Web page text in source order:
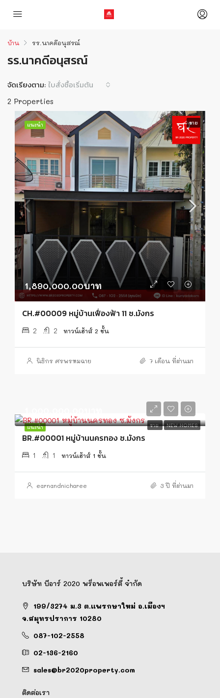
บ้าน รร.นาคดีอนุสรณ์
รร.นาคดีอนุสรณ์
2 Properties
จัดเรียงตาม: ใบสั่งซื้อเริ่มต้น
แนะนำ ขาย
1,890,000.00บาท
CH.#00009 หมู่บ้านเฟื่องฟ้า 11 ซ.มังกร
2 2 ทาวน์เฮ้าส์ 2 ชั้น
นิธิกร ศรพรหมฉาย 7 เดือน ที่ผ่านมา
แนะนำ ขาย NEW HOMES
BR.#00001 หมู่บ้านนครทอง ซ.มังกร
1 1 ทาวน์เฮ้าส์ 1 ชั้น
earnandnicharee 3 ปี ที่ผ่านมา
บริษัท บีอาร์ 2020 พร็อพเพอร์ตี้ จำกัด
199/3274 ม.3 ต.แพรกษาใหม่ อ.เมืองฯ
จ.สมุทรปราการ 10280
087-102-2558
02-136-2160
sales@br2020property.com
ติดต่อเรา